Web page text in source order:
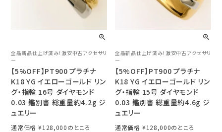
全品新品仕上げ済み！激安中古アクセサリ
ー
【5%OFF】PT900 プラチナ
K18 YG イエローゴールド リン
グ・指輪 16号 ダイヤモンド
0.03 鑑別書 総重量約4.2g ジ
ュエリー
通常価格 ¥128,000
全品新品仕上げ済み！激安中古アクセサリ
ー
【5%OFF】PT900 プラチナ
K18 YG イエローゴールド リン
グ・指輪 15号 ダイヤモンド
0.03 鑑別書 総重量約4.6g ジ
ュエリー
通常価格 ¥128,000